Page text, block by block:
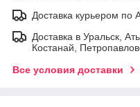
Доставка курьером по
Доставка в Уральск,
Костанай,
Все условия доставки